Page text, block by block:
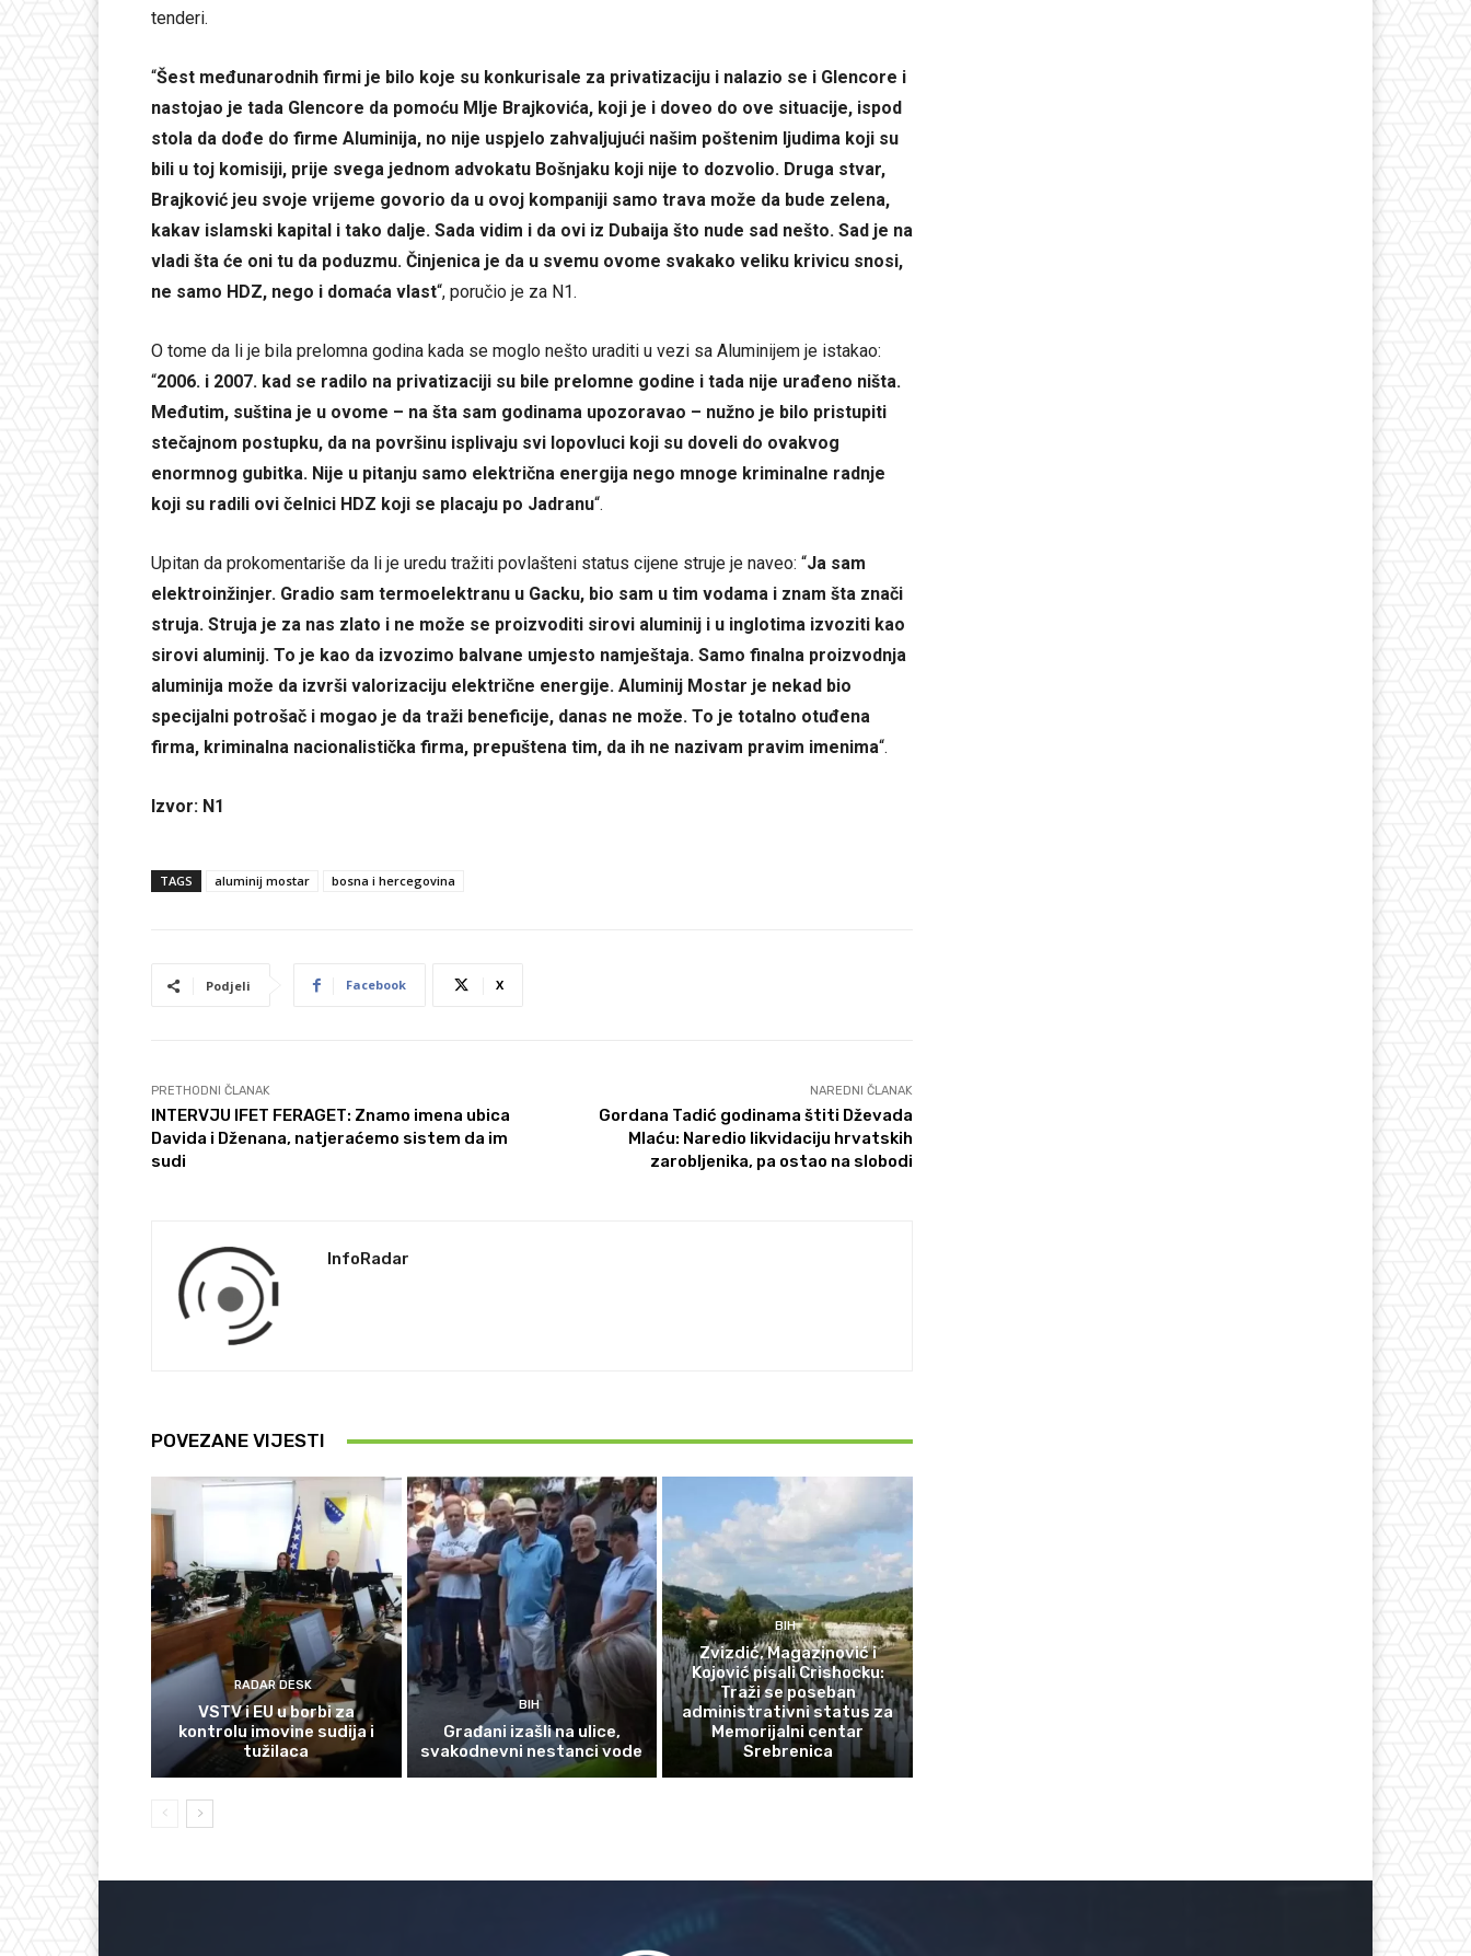
tenderi.
“Šest međunarodnih firmi je bilo koje su konkurisale za privatizaciju i nalazio se i Glencore i
nastojao je tada Glencore da pomoću MIje Brajkovića, koji je i doveo do ove situacije, ispod
stola da dođe do firme Aluminija, no nije uspjelo zahvaljujući našim poštenim ljudima koji su
bili u toj komisiji, prije svega jednom advokatu Bošnjaku koji nije to dozvolio. Druga stvar,
Brajković jeu svoje vrijeme govorio da u ovoj kompaniji samo trava može da bude zelena,
kakav islamski kapital i tako dalje. Sada vidim i da ovi iz Dubaija što nude sad nešto. Sad je na
vladi šta će oni tu da poduzmu. Činjenica je da u svemu ovome svakako veliku krivicu snosi,
ne samo HDZ, nego i domaća vlast“, poručio je za N1.
O tome da li je bila prelomna godina kada se moglo nešto uraditi u vezi sa Aluminijem je istakao:
“2006. i 2007. kad se radilo na privatizaciji su bile prelomne godine i tada nije urađeno ništa.
Međutim, suština je u ovome – na šta sam godinama upozoravao – nužno je bilo pristupiti
stečajnom postupku, da na površinu isplivaju svi lopovluci koji su doveli do ovakvog
enormnog gubitka. Nije u pitanju samo električna energija nego mnoge kriminalne radnje
koji su radili ovi čelnici HDZ koji se placaju po Jadranu“.
Upitan da prokomentariše da li je uredu tražiti povlašteni status cijene struje je naveo: “Ja sam
elektroinžinjer. Gradio sam termoelektranu u Gacku, bio sam u tim vodama i znam šta znači
struja. Struja je za nas zlato i ne može se proizvoditi sirovi aluminij i u inglotima izvoziti kao
sirovi aluminij. To je kao da izvozimo balvane umjesto namještaja. Samo finalna proizvodnja
aluminija može da izvrši valorizaciju električne energije. Aluminij Mostar je nekad bio
specijalni potrošač i mogao je da traži beneficije, danas ne može. To je totalno otuđena
firma, kriminalna nacionalistička firma, prepuštena tim, da ih ne nazivam pravim imenima“.
Izvor: N1
TAGS aluminij mostar bosna i hercegovina
Podjeli Facebook X
PRETHODNI ČLANAK
INTERVJU IFET FERAGET: Znamo imena ubica
Davida i Dženana, natjeraćemo sistem da im
sudi
NAREDNI ČLANAK
Gordana Tadić godinama štiti Dževada
Mlaću: Naredio likvidaciju hrvatskih
zarobljenika, pa ostao na slobodi
InfoRadar
POVEZANE VIJESTI
RADAR DESK
VSTV i EU u borbi za
kontrolu imovine sudija i
tužilaca
BIH
Građani izašli na ulice,
svakodnevni nestanci vode
BIH
Zvizdić, Magazinović i
Kojović pisali Crishocku:
Traži se poseban
administrativni status za
Memorijalni centar
Srebrenica